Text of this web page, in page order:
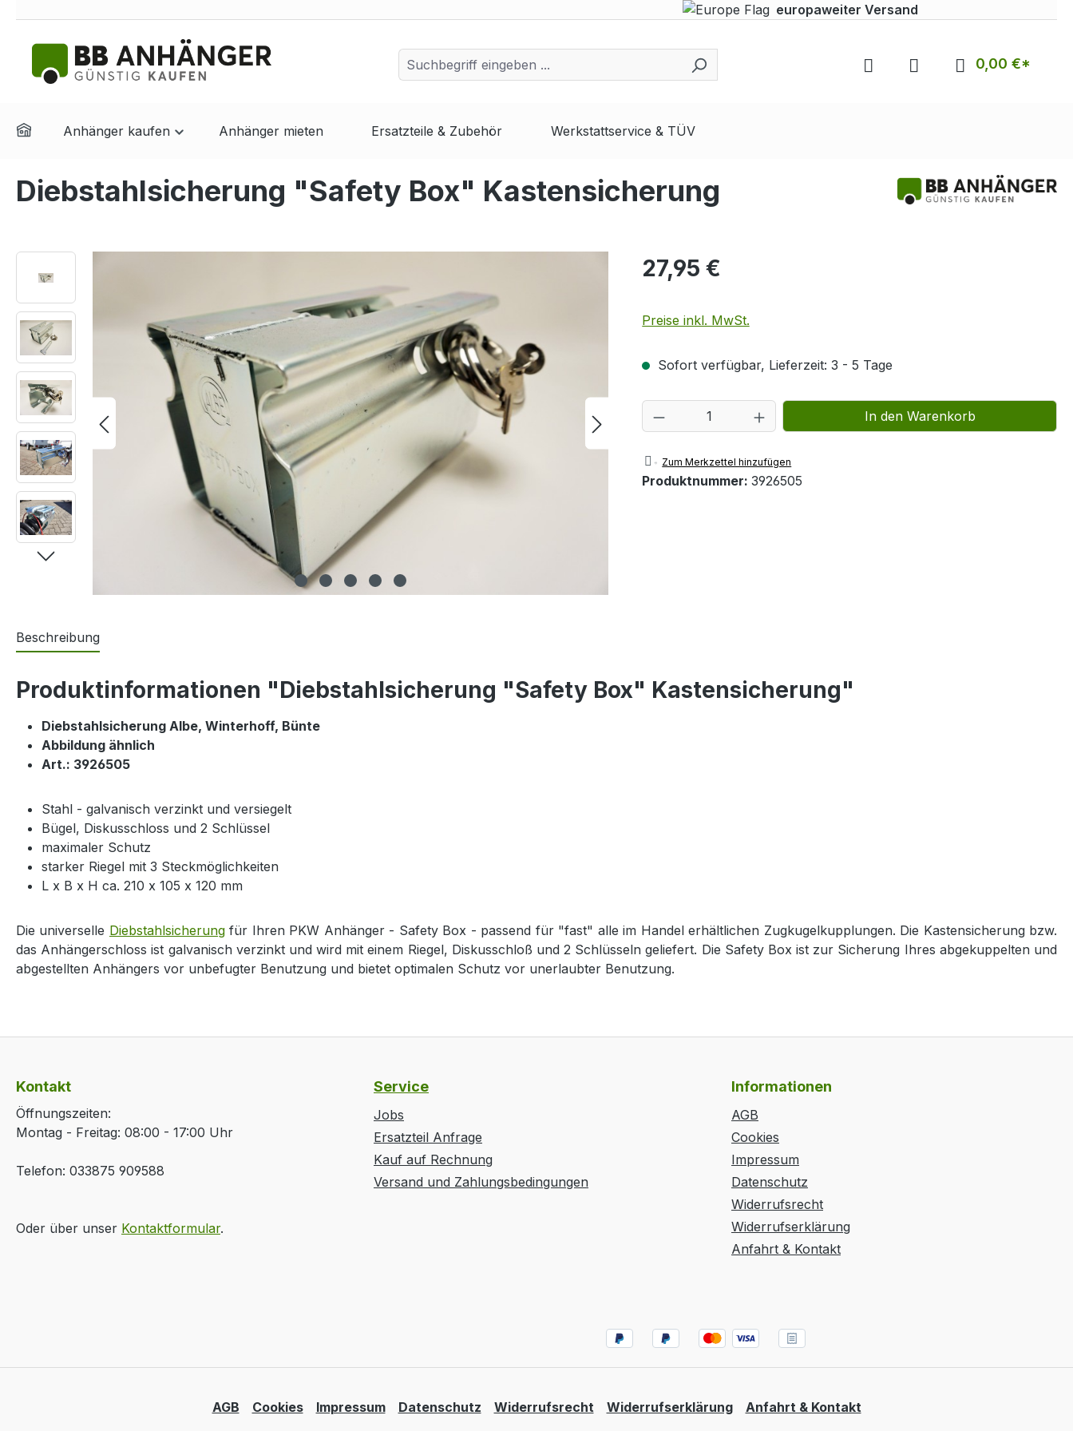
Zur Hauptnavigation springen
europaweiter Versand
0,00 €*
Anhänger kaufen Anhänger mieten Ersatzteile & Zubehör Werkstattservice & TÜV
Diebstahlsicherung "Safety Box" Kastensicherung
27,95 €
Preise inkl. MwSt.
Sofort verfügbar, Lieferzeit: 3 - 5 Tage
Produkt Anzahl: Gib den gewünschten Wert
In den Warenkorb
Zum Merkzettel hinzufügen
Produktnummer: 3926505
Beschreibung
Produktinformationen "Diebstahlsicherung "Safety Box" Kastensicherung"
Diebstahlsicherung Albe, Winterhoff, Bünte
Abbildung ähnlich
Art.: 3926505
Stahl - galvanisch verzinkt und versiegelt
Bügel, Diskusschloss und 2 Schlüssel
maximaler Schutz
starker Riegel mit 3 Steckmöglichkeiten
L x B x H ca. 210 x 105 x 120 mm
Die universelle Diebstahlsicherungfür Ihren PKW Anhänger - Safety Box - passend für "fast" alle im Handel erhältlichen Zugkugelkupplungen. Die Kastensicherung bzw.
das Anhängerschloss ist galvanisch verzinkt und wird mit einem Riegel, Diskusschloß und 2 Schlüsseln geliefert. Die Safety Box ist zur Sicherung Ihres abgekuppelten und
abgestellten Anhängers vor unbefugter Benutzung und bietet optimalen Schutz vor unerlaubter Benutzung.
Kontakt
Öffnungszeiten:
Montag - Freitag: 08:00 - 17:00 Uhr
Telefon: 033875 909588
Oder über unser Kontaktformular.
Service
Jobs
Ersatzteil Anfrage
Kauf auf Rechnung
Versand und Zahlungsbedingungen
Informationen
AGB
Cookies
Impressum
Datenschutz
Widerrufsrecht
Widerrufserklärung
Anfahrt & Kontakt
AGB Cookies Impressum Datenschutz Widerrufsrecht Widerrufserklärung Anfahrt & Kontakt